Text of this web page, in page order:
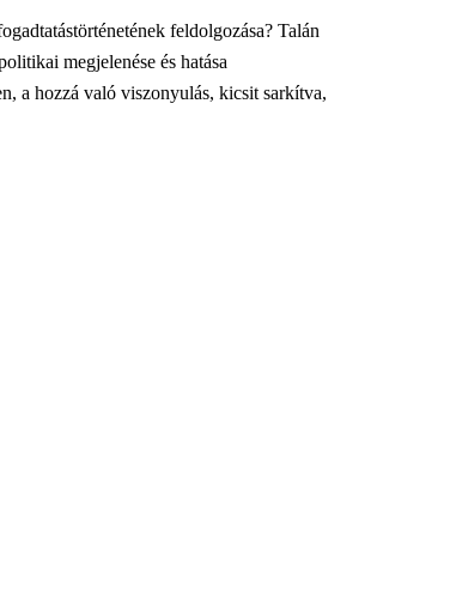
feldolgozása? Talán
megjelenése és hatása
a hozzá való viszonyulás, kicsit sarkítva,